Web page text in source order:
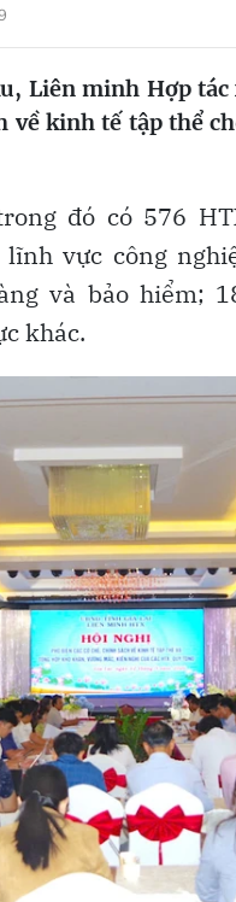
Liên minh Hợp
về kinh tế tập thể
đó có 576
vực công
và bảo hiểm;
khác.